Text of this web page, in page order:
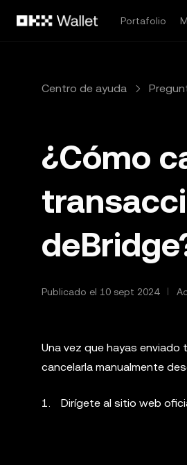
Portafolio
Centro de ayuda
¿Cómo
Publicado el 10 sept 2024
Una vez que hayas
cancelarla manualmente
Dirígete al sitio web